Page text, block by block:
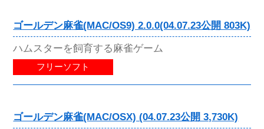
ゴールデン麻雀(MAC/OS9) 2.0.0(04.07.23公開 803K)
ハムスターを飼育する麻雀ゲーム
フリーソフト
ゴールデン麻雀(MAC/OSX) (04.07.23公開 3,730K)